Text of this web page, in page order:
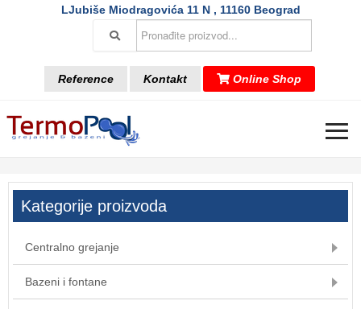
LJubiše Miodragovića 11 N , 11160 Beograd
Reference Kontakt Online Shop
≡
Kategorije proizvoda
Centralno grejanje
Bazeni i fontane